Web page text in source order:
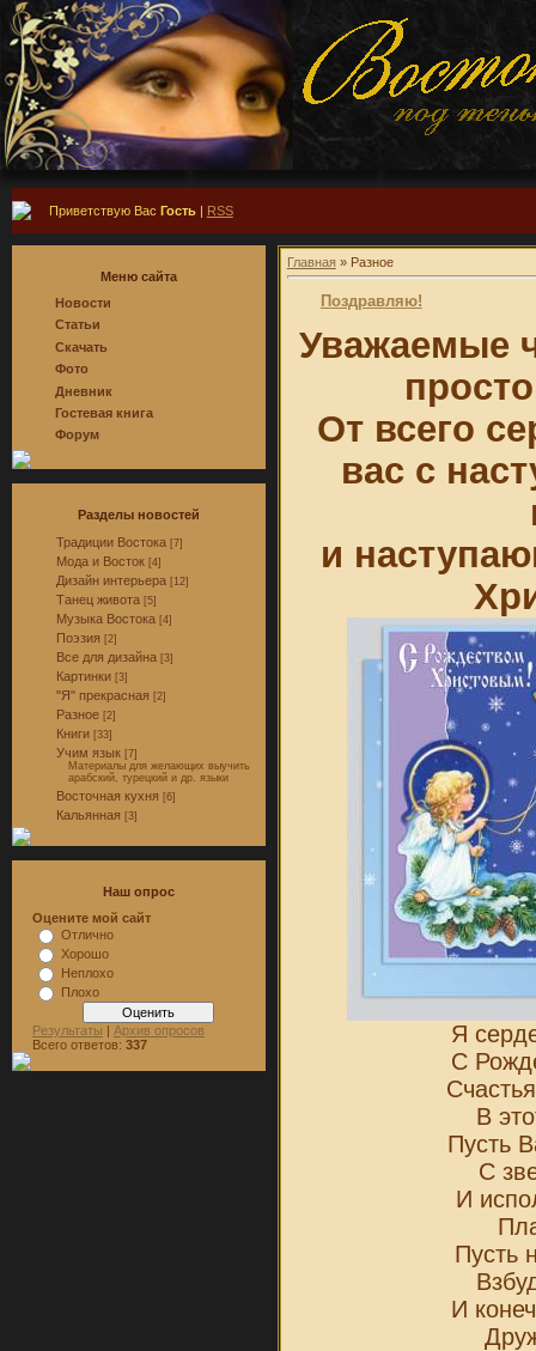
Приветствую Вас Гость| RSS
Меню сайта
Новости
Статьи
Скачать
Фото
Дневник
Гостевая книга
Форум
Разделы новостей
Традиции Востока [7]
Мода и Восток [4]
Дизайн интерьера [12]
Танец живота [5]
Музыка Востока [4]
Поэзия [2]
Все для дизайна [3]
Картинки [3]
"Я" прекрасная [2]
Разное [2]
Книги [33]
Учим язык [7]
Материалы для желающих выучить
арабский, турецкий и др. языки
Восточная кухня [6]
Кальянная [3]
Наш опрос
Оцените мой сайт
Отлично
Хорошо
Неплохо
Плохо
Результаты | Архив опросов
Всего ответов: 337
Главная » Разное
Поздравляю!
Уважаемые
От всего
вас с
и
Я
С
В
Пусть
С
И
Пусть
И